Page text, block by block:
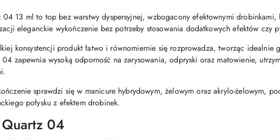
04 13 ml to top bez warstwy dyspersyjnej, wzbogacony efektownymi
eleganckie wykończenie bez potrzeby stosowania dodatkowych efektów czy
konsystencji produkt łatwo i równomiernie się rozprowadza, tworząc idealnie
zapewnia wysoką odporność na zarysowania, odpryski oraz matowienie,
sprawdzi się w manicure hybrydowym, żelowym oraz akrylo-żelowym,
połysku z efektem drobinek.
04